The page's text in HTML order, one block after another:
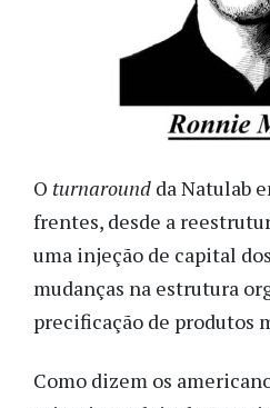
O turnaround da Natulab
frentes, desde a
uma injeção de capital
mudanças na estrutura
precificação de produtos
Como dizem os